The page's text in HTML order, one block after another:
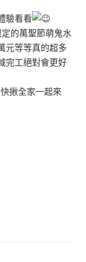
驗看看
的萬聖節萌鬼水
元等等真的超多
完工絕對會更好
揪全家一起來